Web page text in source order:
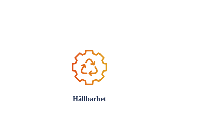
Hållbarhet